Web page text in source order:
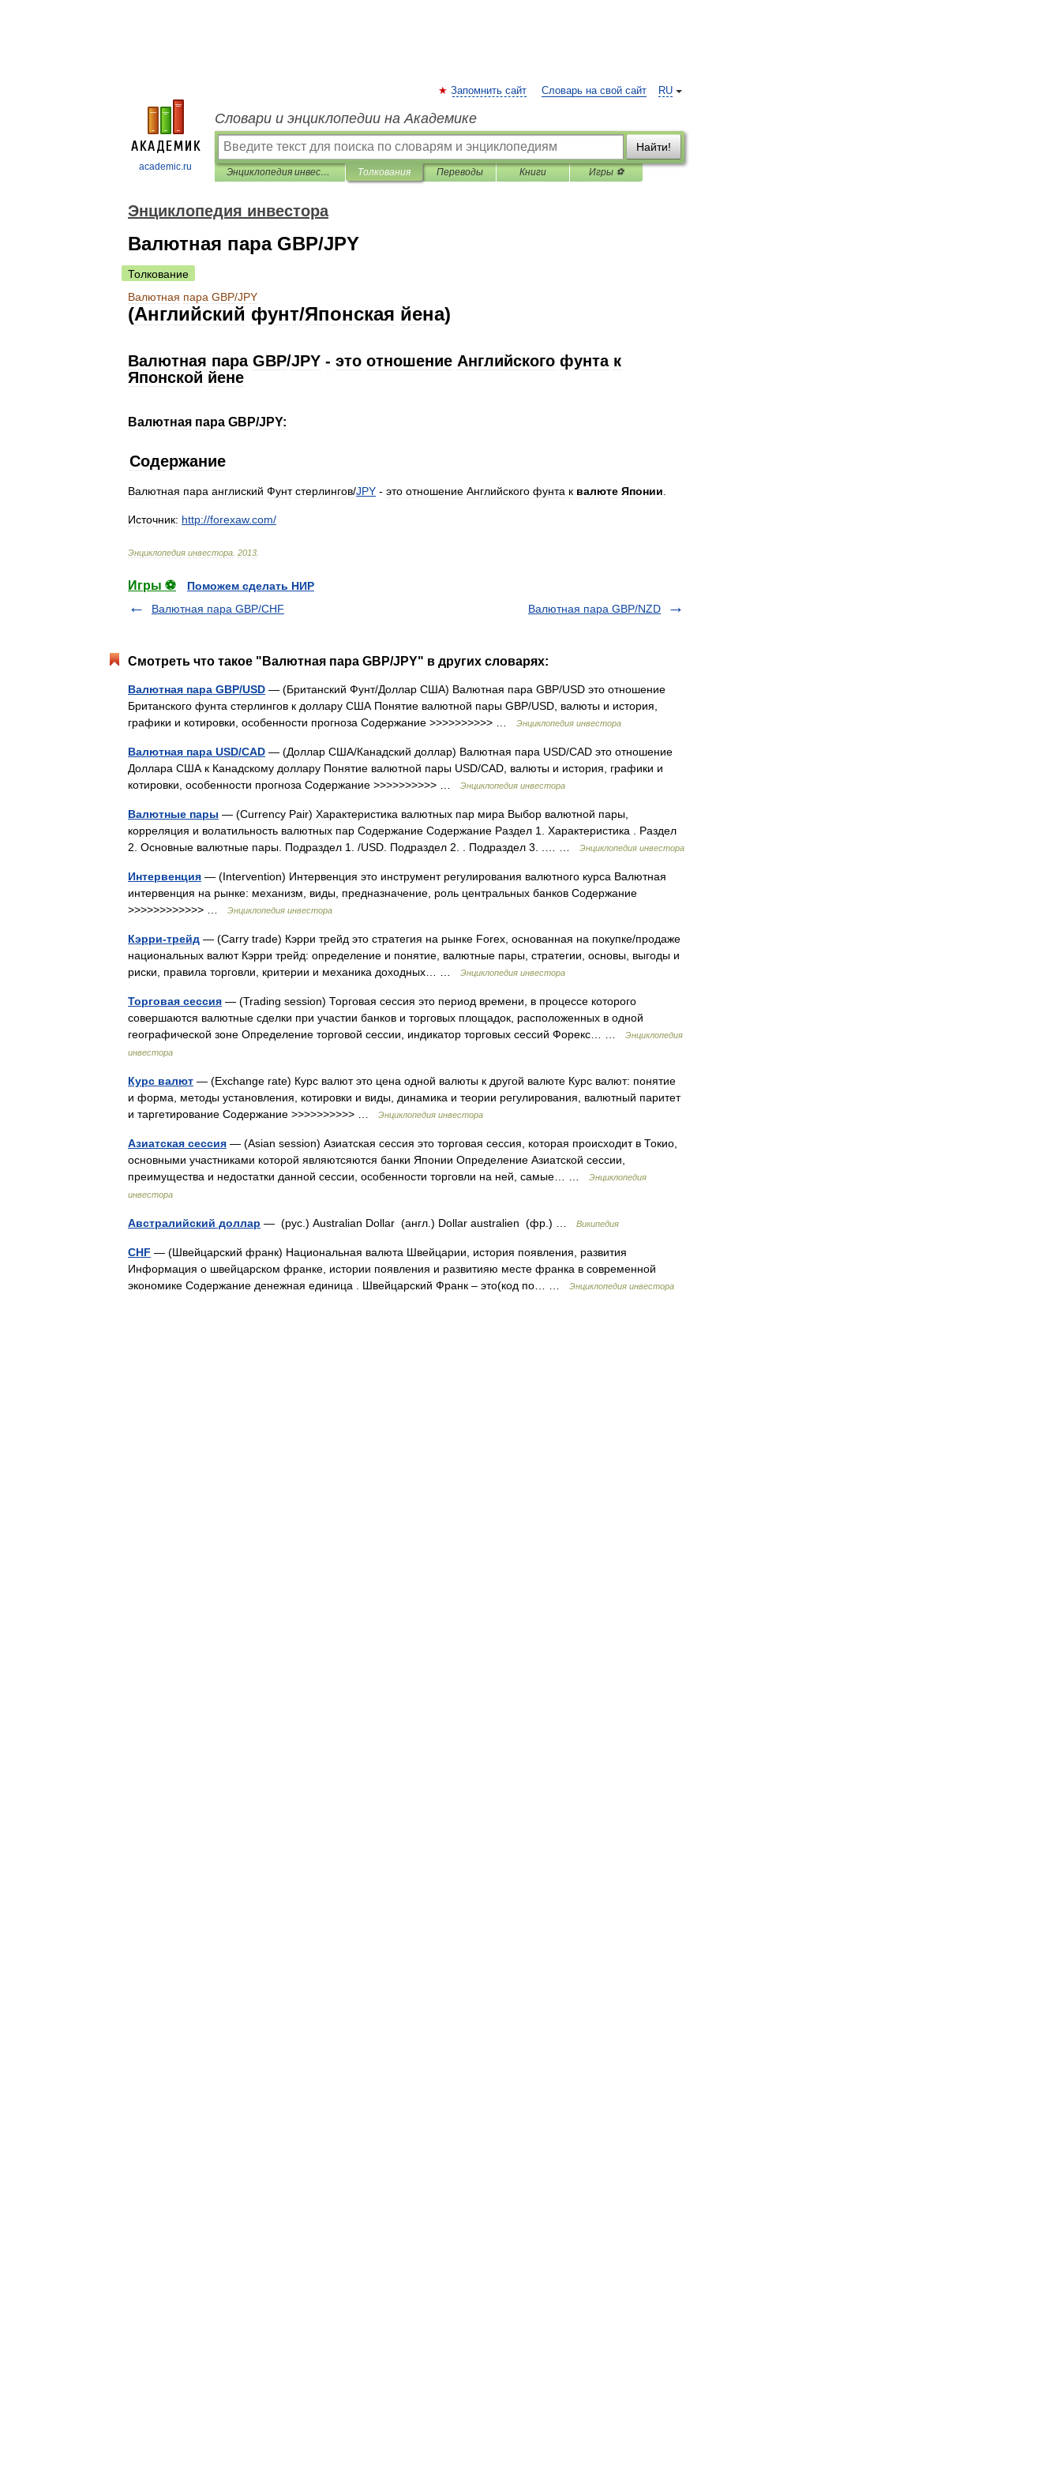
academic.ru
RU
Запомнить сайт Словарь на свой сайт
Словари и энциклопедии на Академике
Найти!
Энциклопедия инвестора Толкования Переводы Книги Игры ⚽
Энциклопедия инвестора
Валютная пара GBP/JPY
Толкование
Валютная пара GBP/JPY
(Английский фунт/Японская йена)
Валютная пара GBP/JPY - это отношение Английского фунта к
Японской йене
Валютная пара GBP/JPY:
Содержание
Валютная пара англиский Фунт стерлингов/JPY - это отношение Английского фунта к валюте Японии
Источник: http://forexaw.com/
Энциклопедия инвестора 2013
Игры ⚽
Поможем сделать НИР
Валютная пара GBP/CHF
Валютная пара GBP/NZD
Смотреть что такое "Валютная пара GBP/JPY" в других словарях:
Валютная пара GBP/USD — (Британский Фунт/Доллар США) Валютная пара GBP/USD это отношение
Британского фунта стерлингов к доллару США Понятие валютной пары GBP/USD, валюты и история,
графики и котировки, особенности прогноза Содержание >>>>>>>>>> …
Энциклопедия инвестора
Валютная пара USD/CAD — (Доллар США/Канадский доллар) Валютная пара USD/CAD это отношение
Доллара США к Канадскому доллару Понятие валютной пары USD/CAD, валюты и история, графики и
котировки, особенности прогноза Содержание >>>>>>>>>> …
Энциклопедия инвестора
Валютные пары — (Currency Pair) Характеристика валютных пар мира Выбор валютной пары,
корреляция и волатильность валютных пар Содержание Содержание Раздел 1. Характеристика . Раздел
2. Основные валютные пары. Подраздел 1. /USD. Подраздел 2. . Подраздел 3. .… …
Энциклопедия инвестора
Интервенция — (Intervention) Интервенция это инструмент регулирования валютного курса Валютная
интервенция на рынке: механизм, виды, предназначение, роль центральных банков Содержание
>>>>>>>>>>>> …
Энциклопедия инвестора
Кэрри-трейд — (Carry trade) Кэрри трейд это стратегия на рынке Forex, основанная на покупке/продаже
национальных валют Кэрри трейд: определение и понятие, валютные пары, стратегии, основы, выгоды и
риски, правила торговли, критерии и механика доходных… …
Энциклопедия инвестора
Торговая сессия — (Trading session) Торговая сессия это период времени, в процессе которого
совершаются валютные сделки при участии банков и торговых площадок, расположенных в одной
географической зоне Определение торговой сессии, индикатор торговых сессий Форекс… …
Энциклопедия
инвестора
Курс валют — (Exchange rate) Курс валют это цена одной валюты к другой валюте Курс валют: понятие
и форма, методы установления, котировки и виды, динамика и теории регулирования, валютный паритет
и таргетирование Содержание >>>>>>>>>> …
Энциклопедия инвестора
Азиатская сессия — (Asian session) Азиатская сессия это торговая сессия, которая происходит в Токио,
основными участниками которой являютсяются банки Японии Определение Азиатской сессии,
преимущества и недостатки данной сессии, особенности торговли на ней, самые… …
Энциклопедия
инвестора
Австралийский доллар — (рус.) Australian Dollar (англ.) Dollar australien (фр.) … Википедия
CHF — (Швейцарский франк) Национальная валюта Швейцарии, история появления, развития
Информация о швейцарском франке, истории появления и развитияю месте франка в современной
экономике Содержание денежная единица . Швейцарский Франк – это(код по… …
Энциклопедия инвестора